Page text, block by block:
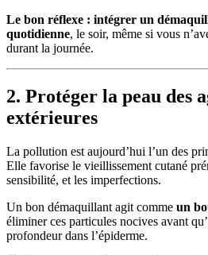
Le bon réflexe : intégrer un
quotidienne, le soir, même si vous
durant la journée.
2. Protéger la peau des
extérieures
La pollution est aujourd’hui l’un des
Elle favorise le vieillissement cutané
sensibilité, et les imperfections.
Un bon démaquillant agit comme un
éliminer ces particules nocives avant
profondeur dans l’épiderme.